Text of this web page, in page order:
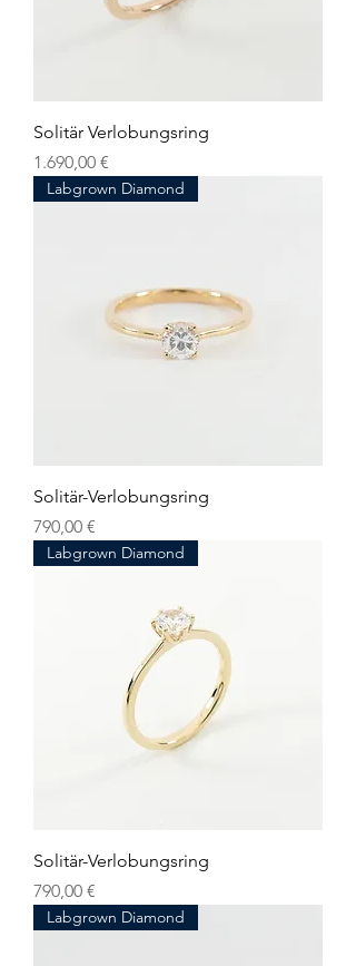
Solitär Verlobungsring
Preis
1.690,00 €
Labgrown Diamond
Solitär-Verlobungsring
Preis
790,00 €
Labgrown Diamond
Solitär-Verlobungsring
Preis
790,00 €
Labgrown Diamond